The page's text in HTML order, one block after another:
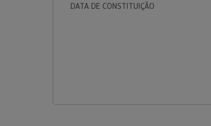
DATA DE CONSTITUIÇÃO